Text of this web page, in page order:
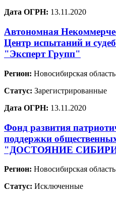
Дата ОГРН: 13.11.2020
Автономная
Центр испытаний и
"Эксперт Групп"
Регион: Новосибирская область
Статус: Зарегистрированные
Дата ОГРН: 13.11.2020
Фонд развития
поддержки
"ДОСТОЯНИЕ
Регион: Новосибирская область
Статус: Исключенные